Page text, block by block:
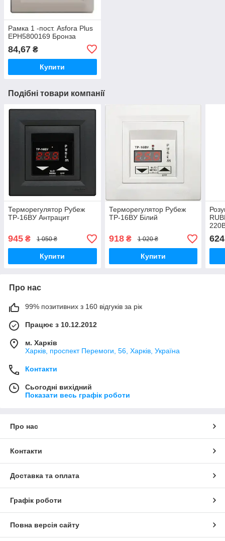
Рамка 1 -пост. Asfora Plus
EPH5800169 Бронза
84,67 ₴
Купити
Подібні товари компанії
Терморегулятор Рубеж
ТР-16ВУ Антрацит
945 ₴ 1 050 ₴
Купити
Терморегулятор Рубеж
ТР-16ВУ Білий
918₴ 1 020 ₴
Купити
624
Про нас
99% позитивних з 160 відгуків за рік
Працює з 10.12.2012
м. Харків
Харків, проспект Перемоги, 56, Харків, Україна
Контакти
Сьогодні вихідний
Показати весь графік роботи
Про нас
Контакти
Доставка та оплата
Графік роботи
Повна версія сайту